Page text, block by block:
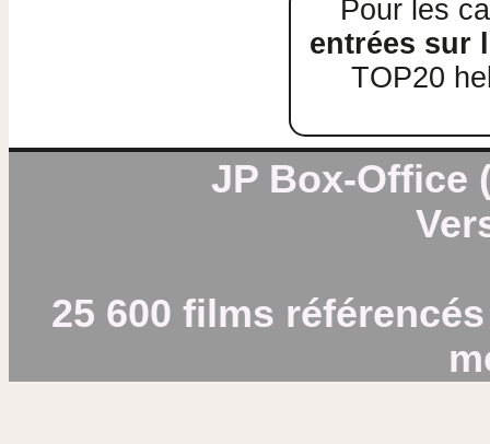
Pour les
entrées sur
TOP20
JP Box-Office
25 600 films